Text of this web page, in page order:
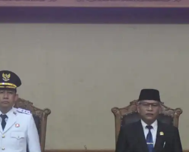
Antar OPD Bupati Cup III
Headline
Semarak HUT RI